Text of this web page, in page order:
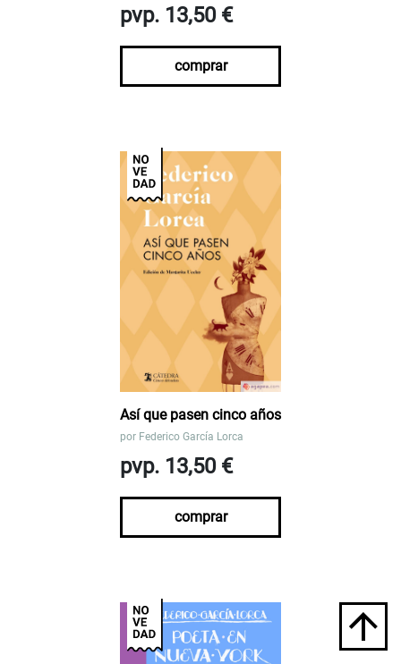
pvp. 13,50 €
comprar
Así que pasen cinco años
por Federico García Lorca
pvp. 13,50 €
comprar